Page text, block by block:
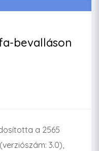
bevalláson
a 2565
3.0),